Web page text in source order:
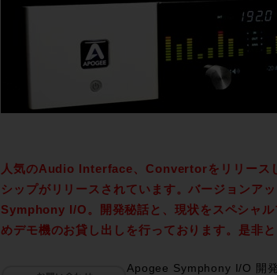
人気のAudio Interface、Convertorをリリース
シップがリリースされています。バージョンア
Symphony I/O。開発秘話と、現状をスペシャ
めデモ機のお貸し出しを行っております。是非と
Apogee Symphony I/O 開